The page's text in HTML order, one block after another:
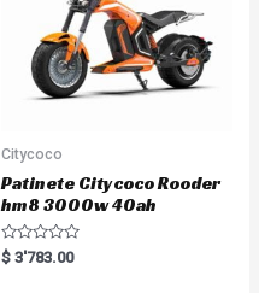
Citycoco
Patinete Citycoco Rooder
hm8 3000w 40ah
R
a
$ 3'783.00